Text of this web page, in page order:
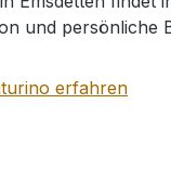
und persönliche
erfahren